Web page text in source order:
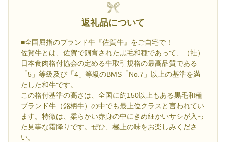
返礼品について
■全国屈指のブランド牛『佐賀牛』をご自宅で！
佐賀牛とは、佐賀で飼育された黒毛和種であって、（社）
日本食肉格付協会の定める牛取引規格の最高品質である
「5」等級及び「4」等級のBMS「No.7」以上の基準を満
たした和牛です。
この格付基準の高さは、全国に約150以上もある黒毛和種
ブランド牛（銘柄牛）の中でも最上位クラスと言われてい
ます。特徴は、柔らかい赤身の中にきめ細かいサシが入っ
た見事な霜降りです。ぜひ、極上の味をお楽しみくださ
い。